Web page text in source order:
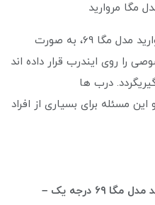
نوع درب توالت فرنگی بیده دار مروارید مدل مگا 69، به صورت
را روی ایندرب قرار داده ‌اند
درب ها
مسئله برای بسیاری از افراد
خرید توالت فرنگی بیده دار مروارید مدل مگا ۶۹ درجه یک –